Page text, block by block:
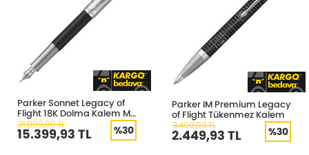
Parker Sonnet Legacy of
Flight 18K Dolma Kalem M
uç
21.999,90 TL
15.399,93 TL %30
Parker IM Premium Legacy
of Flight Tükenmez Kalem
3.499,90 TL
2.449,93 TL %30